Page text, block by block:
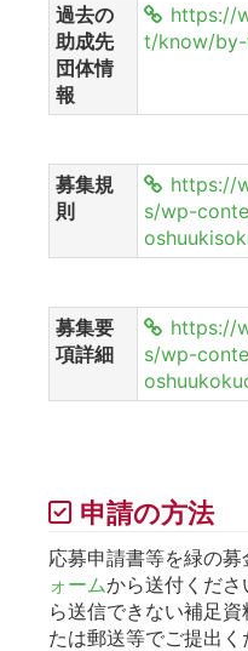
過去の
助成先
団体情
報
https://
t/know/by-
募集規
則
https://
s/wp-
募集要
項詳細
https://
s/wp-
申請の方法
応募申請書等を緑の
ォームから送付くだ
ら送信できない補足
たは郵送等でご提出く